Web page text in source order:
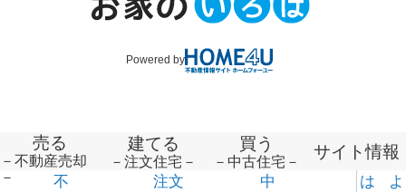
Powered by
売る
－不動産売却
－
不
建てる
－注文住宅－
注文
買う
－中古住宅－
中
サイト情報
は
よ